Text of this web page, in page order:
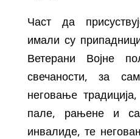
Част да
имали су
Ветерани Војне
свечаности, за
неговањe
пале, рањене и
инвалиде, те